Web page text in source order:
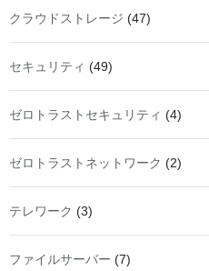
クラウドストレージ (47)
セキュリティ (49)
ゼロトラストセキュリティ (4)
ゼロトラストネットワーク (2)
テレワーク (3)
ファイルサーバー (7)